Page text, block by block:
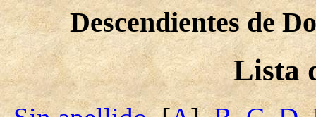
Descendientes de
Lista